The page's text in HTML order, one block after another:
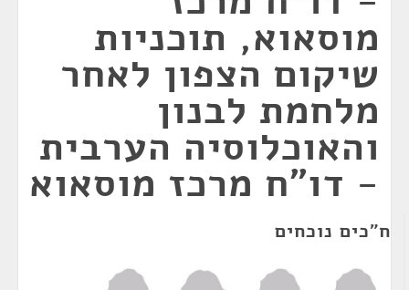
מוסאוא, תוכניות
שיקום הצפון לאחר
מלחמת לבנון
והאוכלוסיה הערבית
- דו"ח מרכז מוסאוא
ח"כים נוכחים